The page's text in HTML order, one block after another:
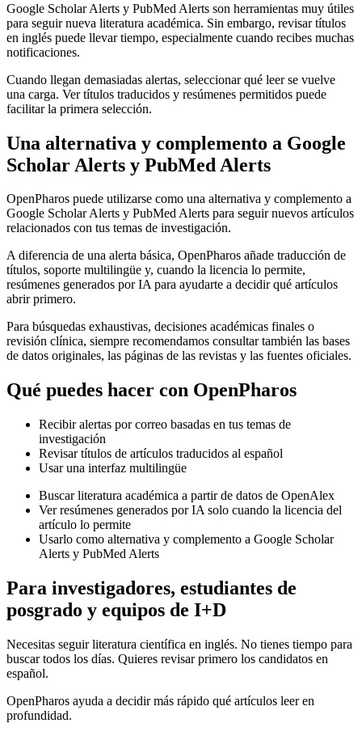
Google Scholar Alerts y PubMed Alerts son herramientas muy útiles
para seguir nueva literatura académica. Sin embargo, revisar títulos
en inglés puede llevar tiempo, especialmente cuando recibes muchas
notificaciones.
Cuando llegan demasiadas alertas, seleccionar qué leer se vuelve
una carga. Ver títulos traducidos y resúmenes permitidos puede
facilitar la primera selección.
Una alternativa y complemento a Google
Scholar Alerts y PubMed Alerts
OpenPharos puede utilizarse como una alternativa y complemento a
Google Scholar Alerts y PubMed Alerts para seguir nuevos artículos
relacionados con tus temas de investigación.
A diferencia de una alerta básica, OpenPharos añade traducción de
títulos, soporte multilingüe y, cuando la licencia lo permite,
resúmenes generados por IA para ayudarte a decidir qué artículos
abrir primero.
Para búsquedas exhaustivas, decisiones académicas finales o
revisión clínica, siempre recomendamos consultar también las bases
de datos originales, las páginas de las revistas y las fuentes oficiales.
Qué puedes hacer con OpenPharos
Recibir alertas por correo basadas en tus temas de
investigación
Revisar títulos de artículos traducidos al español
Usar una interfaz multilingüe
Buscar literatura académica a partir de datos de OpenAlex
Ver resúmenes generados por IA solo cuando la licencia del
artículo lo permite
Usarlo como alternativa y complemento a Google Scholar
Alerts y PubMed Alerts
Para investigadores, estudiantes de
posgrado y equipos de I+D
Necesitas seguir literatura científica en inglés. No tienes tiempo para
buscar todos los días. Quieres revisar primero los candidatos en
español.
OpenPharos ayuda a decidir más rápido qué artículos leer en
profundidad.